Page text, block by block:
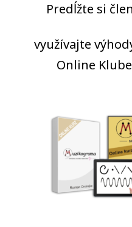
Predĺžte si
využívajte
Online